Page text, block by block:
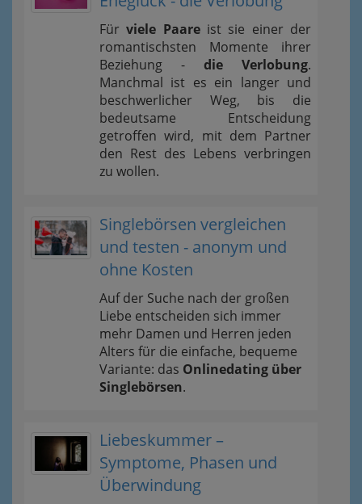
Fürviele Paareist sie einer der
romantischsten Momente ihrer
Beziehung - die Verlobung.
Manchmal ist es ein langer und
beschwerlicher Weg, bis die
bedeutsame Entscheidung
getroffen wird, mit dem Partner
den Rest des Lebens verbringen
zu wollen.
Singlebörsen vergleichen
und testen - anonym und
ohne Kosten
Auf der Suche nach der großen
Liebe entscheiden sich immer
mehr Damen und Herren jeden
Alters für die einfache, bequeme
Variante: das Onlinedating über
Singlebörsen.
Liebeskummer –
Symptome, Phasen und
Überwindung